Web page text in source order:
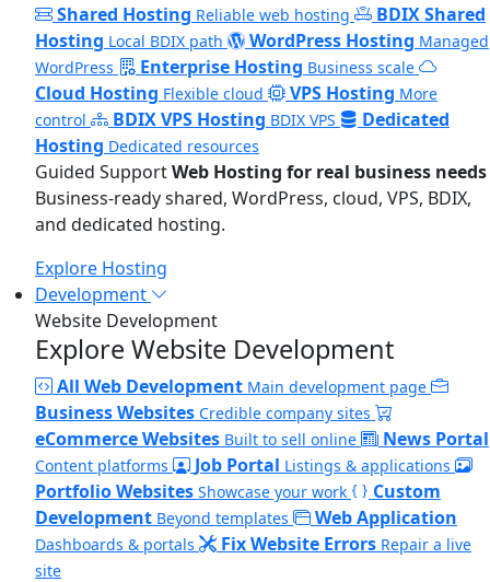
Shared Hosting Reliable web hosting
BDIX Shared
Hosting Local BDIX path WordPress Hosting Managed
WordPress
Enterprise Hosting Business scale
Cloud Hosting Flexible cloud VPS Hosting More
control
BDIX VPS Hosting BDIX VPS
Dedicated
Hosting Dedicated resources
Guided SupportWeb Hosting for real business needs
Business-ready shared, WordPress, cloud, VPS, BDIX,
and dedicated hosting.
Explore Hosting
Development
Website Development
Explore Website Development
All Web Development Main development page
Business Websites Credible company sites
eCommerce Websites Built to sell online News Portal
Content platforms Job Portal Listings & applications
Portfolio Websites Showcase your work
Custom
Development Beyond templates Web Application
Dashboards & portals Fix Website Errors Repair a live
site